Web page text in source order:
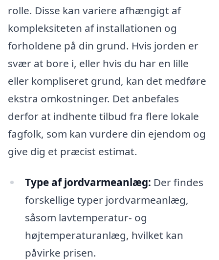
rolle. Disse kan variere afhængigt af
kompleksiteten af installationen og
forholdene på din grund. Hvis jorden er
svær at bore i, eller hvis du har en lille
eller kompliseret grund, kan det medføre
ekstra omkostninger. Det anbefales
derfor at indhente tilbud fra flere lokale
fagfolk, som kan vurdere din ejendom og
give dig et præcist estimat.
Type af jordvarmeanlæg: Der findes
forskellige typer jordvarmeanlæg,
såsom lavtemperatur- og
højtemperaturanlæg, hvilket kan
påvirke prisen.